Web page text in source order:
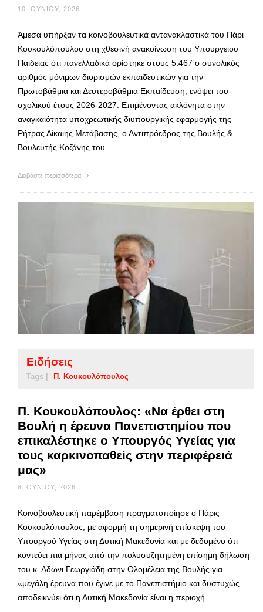
10 ΙΟΥΝΊΟΥ, 2026
Άμεσα υπήρξαν τα κοινοβουλευτικά αντανακλαστικά του Πάρι
Κουκουλόπουλου στη χθεσινή ανακοίνωση του Υπουργείου
Παιδείας ότι πανελλαδικά ορίστηκε στους 5.467 ο συνολικός
αριθμός μόνιμων διορισμών εκπαιδευτικών για την
Πρωτοβάθμια και Δευτεροβάθμια Εκπαίδευση, ενόψει του
σχολικού έτους 2026-2027. Επιμένοντας ακλόνητα στην
αναγκαιότητα υποχρεωτικής διυπουργικής εφαρμογής της
Ρήτρας Δίκαιης Μετάβασης, ο Αντιπρόεδρος της Βουλής &
Βουλευτής Κοζάνης του …
Διαβάστε περισσότερα
Ειδήσεις
Tags | Π. Κουκουλόπουλος
Π. Κουκουλόπουλος: «Να έρθει στη
Βουλή η έρευνα Πανεπιστημίου που
επικαλέστηκε ο Υπουργός Υγείας για
τους καρκινοπαθείς στην περιφέρειά
μας»
8 ΙΟΥΝΊΟΥ, 2026
Κοινοβουλευτική παρέμβαση πραγματοποίησε ο Πάρις
Κουκουλόπουλος, με αφορμή τη σημερινή επίσκεψη του
Υπουργού Υγείας στη Δυτική Μακεδονία και με δεδομένο ότι
κοντεύει πια μήνας από την πολυσυζητημένη επίσημη δήλωση
του κ. Αδωνι Γεωργιάδη στην Ολομέλεια της Βουλής για
«μεγάλη έρευνα που έγινε με το Πανεπιστήμιο και δυστυχώς
αποδεικνύει ότι η Δυτική Μακεδονία είναι η περιοχή …